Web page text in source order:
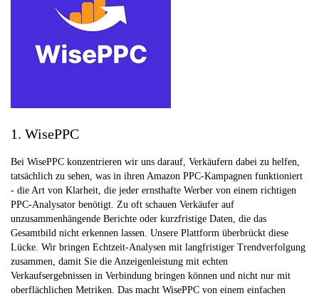
1. WisePPC
Bei WisePPC konzentrieren wir uns darauf, Verkäufern dabei zu helfen,
tatsächlich zu sehen, was in ihren Amazon PPC-Kampagnen funktioniert
- die Art von Klarheit, die jeder ernsthafte Werber von einem richtigen
PPC-Analysator benötigt. Zu oft schauen Verkäufer auf
unzusammenhängende Berichte oder kurzfristige Daten, die das
Gesamtbild nicht erkennen lassen. Unsere Plattform überbrückt diese
Lücke. Wir bringen Echtzeit-Analysen mit langfristiger Trendverfolgung
zusammen, damit Sie die Anzeigenleistung mit echten
Verkaufsergebnissen in Verbindung bringen können und nicht nur mit
oberflächlichen Metriken. Das macht WisePPC von einem einfachen